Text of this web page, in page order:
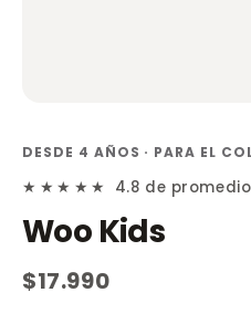
DESDE 4 AÑOS · PARA EL
★★★★★ 4.8 de
Woo Kids
$17.990